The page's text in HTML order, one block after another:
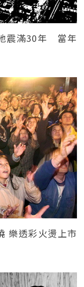
震滿30年 當年
樂透彩火燙上市